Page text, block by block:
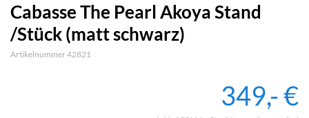
Cabasse The Pearl Akoya Stand
/Stück (matt schwarz)
Artikelnummer 42821
349,- €